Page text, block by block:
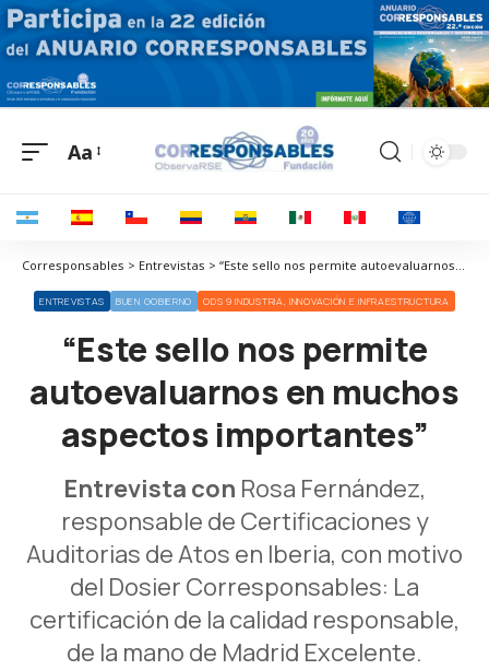
Aa
Corresponsables > Entrevistas > “Este sello nos permite autoevaluarnos en muchos aspectos importantes”
ENTREVISTAS BUEN GOBIERNO ODS 9 INDUSTRIA, INNOVACIÓN E INFRAESTRUCTURA
“Este sello nos permite
autoevaluarnos en muchos
aspectos importantes”
Entrevista con Rosa Fernández,
responsable de Certificaciones y
Auditorias de Atos en Iberia, con motivo
del Dosier Corresponsables: La
certificación de la calidad responsable,
de la mano de Madrid Excelente.